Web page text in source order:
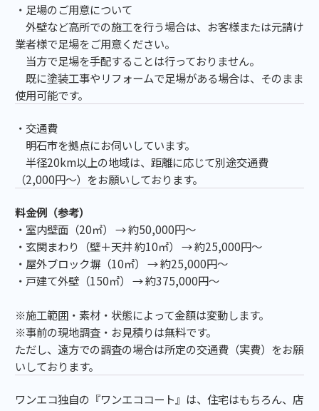
・足場のご用意について
外壁など高所での施工を行う場合は、お客様または元請け
業者様で足場をご用意ください。
当方で足場を手配することは行っておりません。
既に塗装工事やリフォームで足場がある場合は、そのまま
使用可能です。
・交通費
明石市を拠点にお伺いしています。
半径20km以上の地域は、距離に応じて別途交通費
（2,000円～）をお願いしております。
料金例（参考）
・室内壁面（20㎡） → 約50,000円～
・玄関まわり（壁＋天井 約10㎡） → 約25,000円～
・屋外ブロック塀（10㎡） → 約25,000円～
・戸建て外壁（150㎡） → 約375,000円～
※施工範囲・素材・状態によって金額は変動します。
※事前の現地調査・お見積りは無料です。
ただし、遠方での調査の場合は所定の交通費（実費）をお願
いしております。
ワンエコ独自の『ワンエココート』は、住宅はもちろん、店